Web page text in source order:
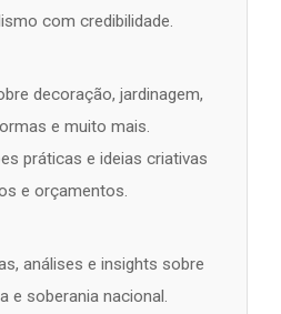
com credibilidade.
decoração, jardinagem,
e muito mais.
práticas e ideias criativas
e orçamentos.
análises e insights sobre
e soberania nacional.